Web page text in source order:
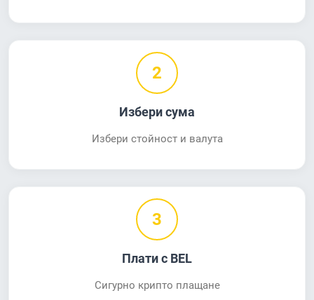
2
Избери сума
Избери стойност и валута
3
Плати с BEL
Сигурно крипто плащане